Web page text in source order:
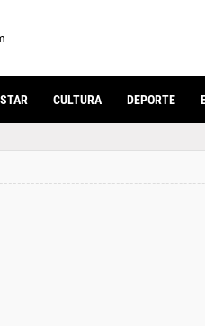
CULTURA DEPORTE